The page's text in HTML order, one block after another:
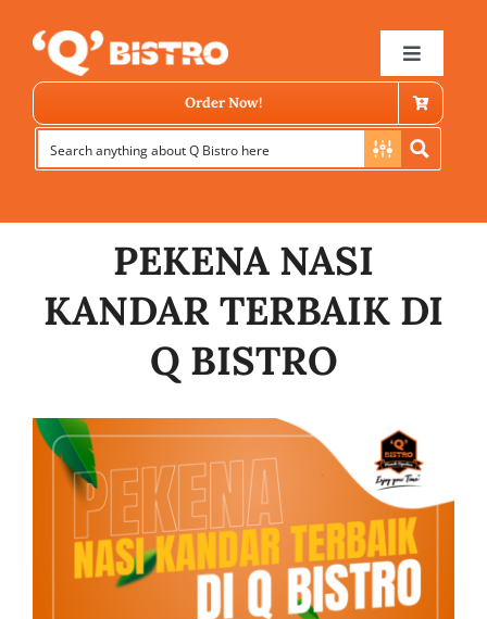
content
Toggle
Store Locator
News
Business
Order Now!
PEKENA NASI
KANDAR TERBAIK DI
Q BISTRO